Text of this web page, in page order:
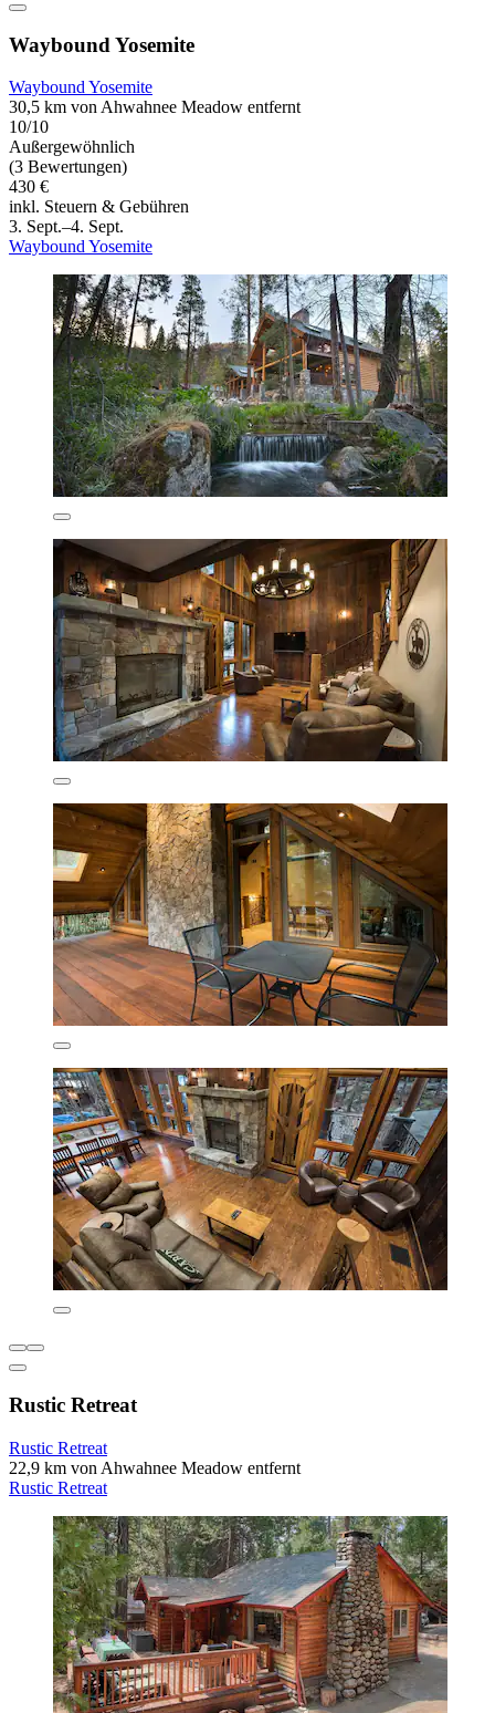
Waybound Yosemite
Waybound Yosemite
30,5 km von Ahwahnee Meadow entfernt
10/10
Außergewöhnlich
(3 Bewertungen)
430 €
inkl. Steuern & Gebühren
3. Sept.–4. Sept.
Waybound Yosemite
Rustic Retreat
Rustic Retreat
22,9 km von Ahwahnee Meadow entfernt
Rustic Retreat